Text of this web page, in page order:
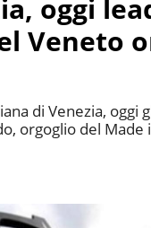
oggi
Veneto
di Venezia, oggi
orgoglio del Made